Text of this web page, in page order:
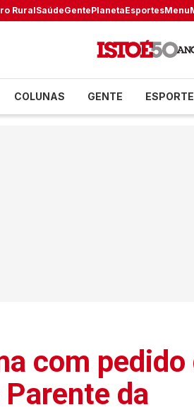
RuralSaúdeGentePlanetaEsportesMenu
COLUNAS GENTE
com pedido
da